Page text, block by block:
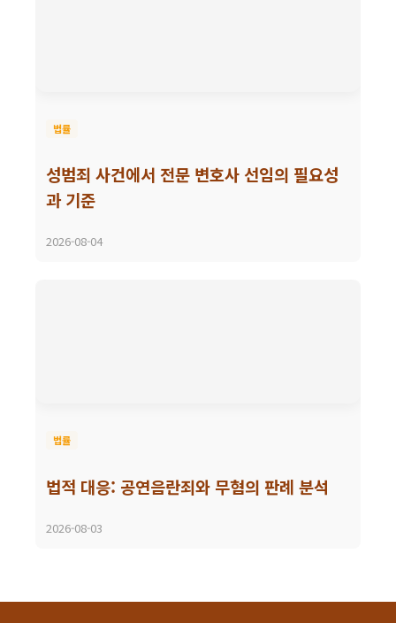
법률
성범죄 사건에서 전문 변호사 선임의 필요성
과 기준
2026-08-04
법률
법적 대응: 공연음란죄와 무혐의 판례 분석
2026-08-03